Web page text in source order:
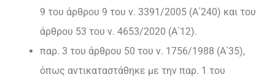
9 του άρθρου 9 του ν. 3391/2005 (Α΄240) και του
άρθρου 53 του ν. 4653/2020 (Α΄12).
παρ. 3 του άρθρου 50 του ν. 1756/1988 (Α΄35),
όπως αντικαταστάθηκε με την παρ. 1 του